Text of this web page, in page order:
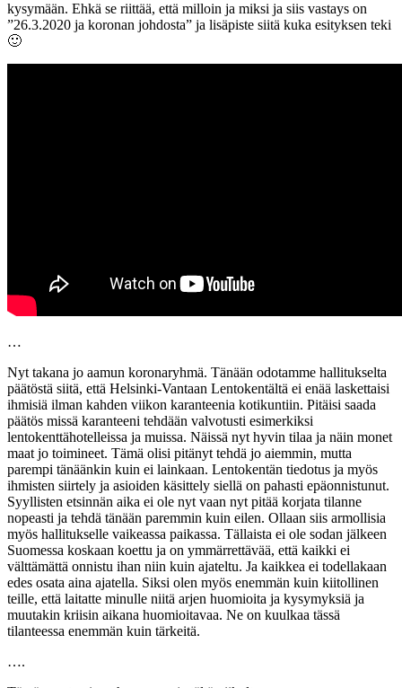
kysymään. Ehkä se riittää, että milloin ja miksi ja siis vastays on
”26.3.2020 ja koronan johdosta” ja lisäpiste siitä kuka esityksen teki
🙂
…
Nyt takana jo aamun koronaryhmä. Tänään odotamme hallitukselta
päätöstä siitä, että Helsinki-Vantaan Lentokentältä ei enää laskettaisi
ihmisiä ilman kahden viikon karanteenia kotikuntiin. Pitäisi saada
päätös missä karanteeni tehdään valvotusti esimerkiksi
lentokenttähotelleissa ja muissa. Näissä nyt hyvin tilaa ja näin monet
maat jo toimineet. Tämä olisi pitänyt tehdä jo aiemmin, mutta
parempi tänäänkin kuin ei lainkaan. Lentokentän tiedotus ja myös
ihmisten siirtely ja asioiden käsittely siellä on pahasti epäonnistunut.
Syyllisten etsinnän aika ei ole nyt vaan nyt pitää korjata tilanne
nopeasti ja tehdä tänään paremmin kuin eilen. Ollaan siis armollisia
myös hallitukselle vaikeassa paikassa. Tällaista ei ole sodan jälkeen
Suomessa koskaan koettu ja on ymmärrettävää, että kaikki ei
välttämättä onnistu ihan niin kuin ajateltu. Ja kaikkea ei todellakaan
edes osata aina ajatella. Siksi olen myös enemmän kuin kiitollinen
teille, että laitatte minulle niitä arjen huomioita ja kysymyksiä ja
muutakin kriisin aikana huomioitavaa. Ne on kuulkaa tässä
tilanteessa enemmän kuin tärkeitä.
….